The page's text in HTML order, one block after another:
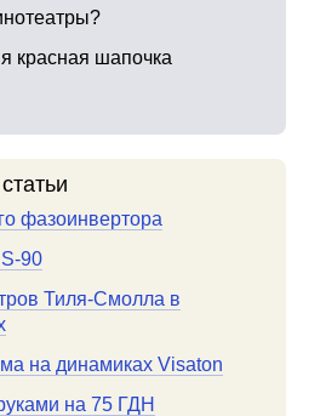
красная шапочка
фазоинвертора
90
Тиля-Смолла в
на динамиках Visaton
на 75 ГДН